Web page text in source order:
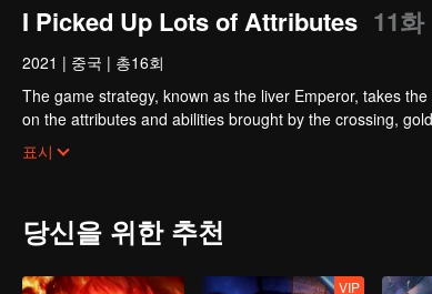
I Picked Up Lots of Attributes 11화
2021 | 중국 | 총16회
The game strategy, known as the liver Emperor, takes
on the attributes and abilities brought by the crossing,
powerful enemies along the way and gained countless
Xuanwu Kingdom that came to provoke; then, at the
표시
당신을 위한 추천
VIP